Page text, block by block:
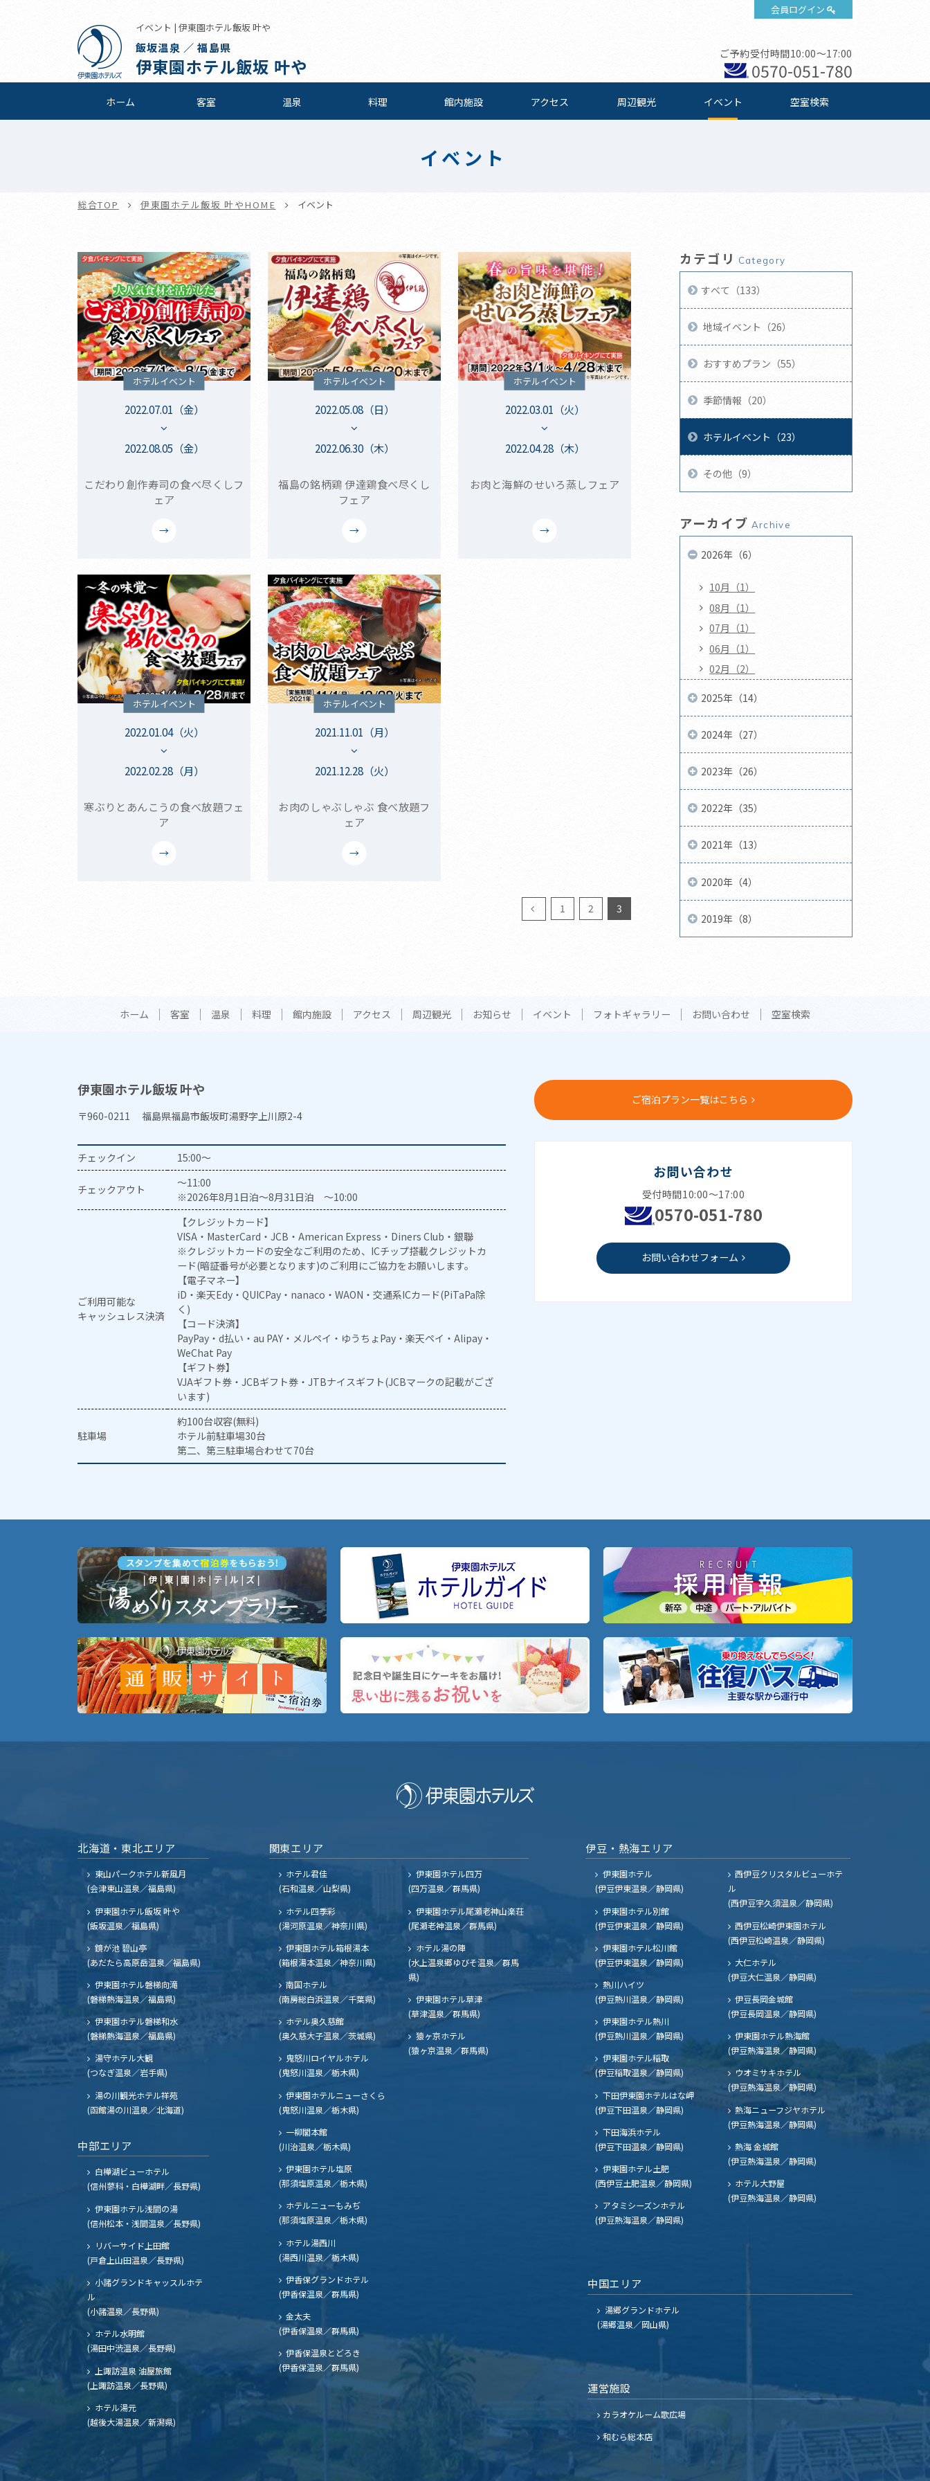
会員ログイン
イベント | 伊東園ホテル飯坂 叶や
飯坂温泉 ／ 福島県
伊東園ホテル飯坂 叶や
ご予約受付時間10:00～17:00
0570-051-780
ホーム 客室 温泉 料理 館内施設 アクセス 周辺観光 イベント 空室検索
イベント
総合TOP 伊東園ホテル飯坂 叶やHOME イベント
ホテルイベント
2022.07.01（金）
2022.08.05（金）
こだわり創作寿司の食べ尽くしフ
ェア
ホテルイベント
2022.05.08（日）
2022.06.30（木）
福島の銘柄鶏 伊達鶏食べ尽くし
フェア
ホテルイベント
2022.03.01（火）
2022.04.28（木）
お肉と海鮮のせいろ蒸しフェア
ホテルイベント
2022.01.04（火）
2022.02.28（月）
寒ぶりとあんこうの食べ放題フェ
ア
ホテルイベント
2021.11.01（月）
2021.12.28（火）
お肉のしゃぶしゃぶ 食べ放題フ
ェア
1 2 3
カテゴリ Category
すべて（133）
地域イベント（26）
おすすめプラン（55）
季節情報（20）
ホテルイベント（23）
その他（9）
アーカイブ Archive
2026年（6）
10月（1）
08月（1）
07月（1）
06月（1）
02月（2）
2025年（14）
2024年（27）
2023年（26）
2022年（35）
2021年（13）
2020年（4）
2019年（8）
ホーム 客室 温泉 料理 館内施設 アクセス 周辺観光 お知らせ イベント フォトギャラリー お問い合わせ 空室検索
伊東園ホテル飯坂 叶や
〒960-0211 福島県福島市飯坂町湯野字上川原2-4
チェックイン 15:00～
チェックアウト
～11:00
※2026年8月1日泊～8月31日泊 ～10:00
ご利用可能な
キャッシュレス決済
【クレジットカード】
VISA・MasterCard・JCB・American Express・Diners Club・銀聯
※クレジットカードの安全なご利用のため、ICチップ搭載クレジットカ
ード(暗証番号が必要となります)のご利用にご協力をお願いします。
【電子マネー】
iD・楽天Edy・QUICPay・nanaco・WAON・交通系ICカード(PiTaPa除
く)
【コード決済】
PayPay・d払い・au PAY・メルペイ・ゆうちょPay・楽天ペイ・Alipay・
WeChat Pay
【ギフト券】
VJAギフト券・JCBギフト券・JTBナイスギフト(JCBマークの記載がござ
います)
駐車場
約100台収容(無料)
ホテル前駐車場30台
第二、第三駐車場合わせて70台
ご宿泊プラン一覧はこちら
お問い合わせ
受付時間10:00～17:00
0570-051-780
お問い合わせフォーム
北海道・東北エリア
東山パークホテル新風月
(会津東山温泉／福島県)
伊東園ホテル飯坂 叶や
(飯坂温泉／福島県)
鏡が池 碧山亭
(あだたら高原岳温泉／福島県)
伊東園ホテル磐梯向滝
(磐梯熱海温泉／福島県)
伊東園ホテル磐梯和水
(磐梯熱海温泉／福島県)
湯守ホテル大観
(つなぎ温泉／岩手県)
湯の川観光ホテル祥苑
(函館湯の川温泉／北海道)
中部エリア
白樺湖ビューホテル
(信州蓼科・白樺湖畔／長野県)
伊東園ホテル浅間の湯
(信州松本・浅間温泉／長野県)
リバーサイド上田館
(戸倉上山田温泉／長野県)
小諸グランドキャッスルホテ
ル
(小諸温泉／長野県)
ホテル水明館
(湯田中渋温泉／長野県)
上諏訪温泉 油屋旅館
(上諏訪温泉／長野県)
ホテル湯元
(越後大湯温泉／新潟県)
関東エリア
ホテル君佳
(石和温泉／山梨県)
ホテル四季彩
(湯河原温泉／神奈川県)
伊東園ホテル箱根湯本
(箱根湯本温泉／神奈川県)
南国ホテル
(南房総白浜温泉／千葉県)
ホテル奥久慈館
(奥久慈大子温泉／茨城県)
鬼怒川ロイヤルホテル
(鬼怒川温泉／栃木県)
伊東園ホテルニューさくら
(鬼怒川温泉／栃木県)
一柳閣本館
(川治温泉／栃木県)
伊東園ホテル塩原
(那須塩原温泉／栃木県)
ホテルニューもみぢ
(那須塩原温泉／栃木県)
ホテル湯西川
(湯西川温泉／栃木県)
伊香保グランドホテル
(伊香保温泉／群馬県)
金太夫
(伊香保温泉／群馬県)
伊香保温泉とどろき
(伊香保温泉／群馬県)
伊東園ホテル四万
(四万温泉／群馬県)
伊東園ホテル尾瀬老神山楽荘
(尾瀬老神温泉／群馬県)
ホテル湯の陣
(水上温泉郷ゆびそ温泉／群馬
県)
伊東園ホテル草津
(草津温泉／群馬県)
猿ヶ京ホテル
(猿ヶ京温泉／群馬県)
伊豆・熱海エリア
伊東園ホテル
(伊豆伊東温泉／静岡県)
伊東園ホテル別館
(伊豆伊東温泉／静岡県)
伊東園ホテル松川館
(伊豆伊東温泉／静岡県)
熱川ハイツ
(伊豆熱川温泉／静岡県)
伊東園ホテル熱川
(伊豆熱川温泉／静岡県)
伊東園ホテル稲取
(伊豆稲取温泉／静岡県)
下田伊東園ホテルはな岬
(伊豆下田温泉／静岡県)
下田海浜ホテル
(伊豆下田温泉／静岡県)
伊東園ホテル土肥
(西伊豆土肥温泉／静岡県)
西伊豆クリスタルビューホテ
ル
(西伊豆宇久須温泉／静岡県)
西伊豆松崎伊東園ホテル
(西伊豆松崎温泉／静岡県)
大仁ホテル
(伊豆大仁温泉／静岡県)
伊豆長岡金城館
(伊豆長岡温泉／静岡県)
伊東園ホテル熱海館
(伊豆熱海温泉／静岡県)
ウオミサキホテル
(伊豆熱海温泉／静岡県)
熱海ニューフジヤホテル
(伊豆熱海温泉／静岡県)
熱海 金城館
(伊豆熱海温泉／静岡県)
ホテル大野屋
(伊豆熱海温泉／静岡県)
アタミシーズンホテル
(伊豆熱海温泉／静岡県)
中国エリア
湯郷グランドホテル
(湯郷温泉／岡山県)
運営施設
カラオケルーム歌広場
和むら総本店